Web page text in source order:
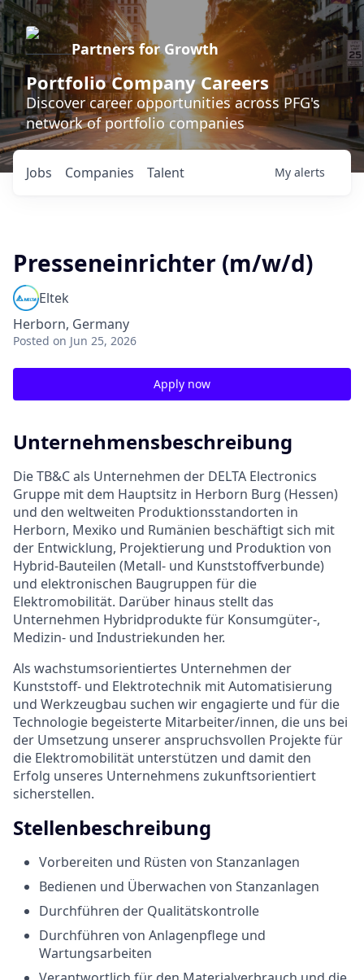
Partners for Growth
Portfolio Company Careers
Discover career opportunities across PFG's
network of portfolio companies
Jobs Companies Talent My alerts
Presseneinrichter (m/w/d)
Eltek
Herborn, Germany
Posted on Jun 25, 2026
Apply now
Unternehmensbeschreibung
Die TB&C als Unternehmen der DELTA Electronics
Gruppe mit dem Hauptsitz in Herborn Burg (Hessen)
und den weltweiten Produktionsstandorten in
Herborn, Mexiko und Rumänien beschäftigt sich mit
der Entwicklung, Projektierung und Produktion von
Hybrid-Bauteilen (Metall- und Kunststoffverbunde)
und elektronischen Baugruppen für die
Elektromobilität. Darüber hinaus stellt das
Unternehmen Hybridprodukte für Konsumgüter-,
Medizin- und Industriekunden her.
Als wachstumsorientiertes Unternehmen der
Kunststoff- und Elektrotechnik mit Automatisierung
und Werkzeugbau suchen wir engagierte und für die
Technologie begeisterte Mitarbeiter/innen, die uns bei
der Umsetzung unserer anspruchsvollen Projekte für
die Elektromobilität unterstützen und damit den
Erfolg unseres Unternehmens zukunftsorientiert
sicherstellen.
Stellenbeschreibung
Vorbereiten und Rüsten von Stanzanlagen
Bedienen und Überwachen von Stanzanlagen
Durchführen der Qualitätskontrolle
Durchführen von Anlagenpflege und
Wartungsarbeiten